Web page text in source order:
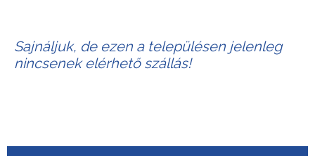
Sajnáljuk, de ezen a településen jelenleg
nincsenek elérhető szállás!